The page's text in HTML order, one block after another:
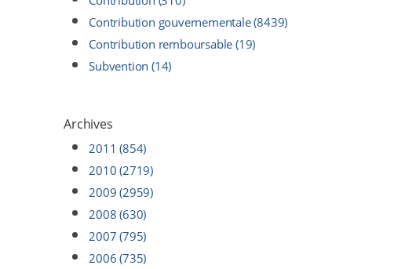
Contribution gouvernementale (8439)
Contribution remboursable (19)
Subvention (14)
Archives
2011 (854)
2010 (2719)
2009 (2959)
2008 (630)
2007 (795)
2006 (735)